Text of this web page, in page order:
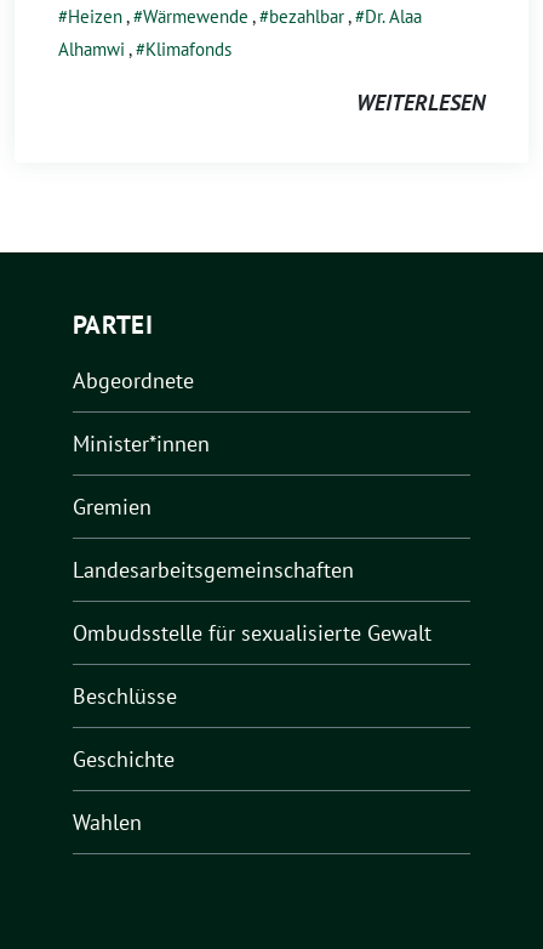
Heizen, Wärmewende , bezahlbar,
Dr. Alaa
Alhamwi , Klimafonds
WEITERLESEN
PARTEI
Abgeordnete
Minister*innen
Gremien
Landesarbeitsgemeinschaften
Ombudsstelle für sexualisierte Gewalt
Beschlüsse
Geschichte
Wahlen